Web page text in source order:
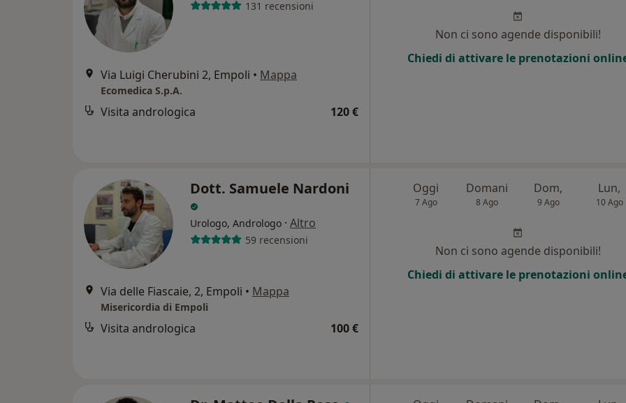
131 recensioni
Via Luigi Cherubini 2, Empoli • Mappa
Ecomedica S.p.A.
Visita andrologica 120 €
Non ci sono agende disponibili!
Chiedi di attivare le prenotazioni
Dott. Samuele Nardoni
Urologo, Andrologo · Altro
59 recensioni
Via delle Fiascaie, 2, Empoli • Mappa
Misericordia di Empoli
Visita andrologica 100 €
Oggi
7 Ago
Domani
8 Ago
Dom,
9 Ago
Lun,
10 Ago
Non ci sono agende disponibili!
Chiedi di attivare le prenotazioni